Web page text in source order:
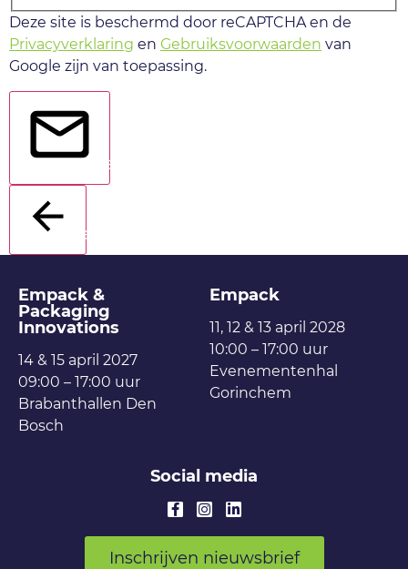
Deze site is beschermd door reCAPTCHA en de
Privacyverklaring en Gebruiksvoorwaarden van
Google zijn van toepassing.
Verstuur
Terug
Empack &
Packaging
Innovations
14 & 15 april 2027
09:00 – 17:00 uur
Brabanthallen Den
Bosch
Empack
11, 12 & 13 april 2028
10:00 – 17:00 uur
Evenementenhal
Gorinchem
Social media
Inschrijven nieuwsbrief